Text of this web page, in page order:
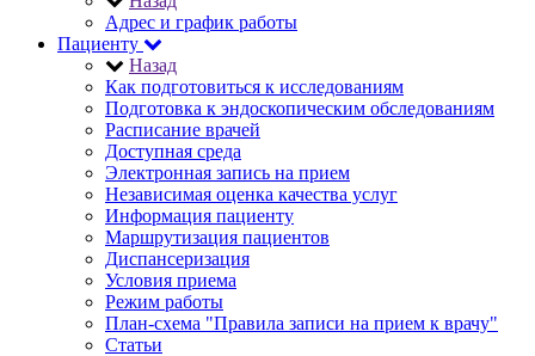
Адрес и график работы
Пациенту
Назад
Как подготовиться к исследованиям
Подготовка к эндоскопическим обследованиям
Расписание врачей
Доступная среда
Электронная запись на прием
Независимая оценка качества услуг
Информация пациенту
Маршрутизация пациентов
Диспансеризация
Условия приема
Режим работы
План-схема "Правила записи на прием к врачу"
Статьи